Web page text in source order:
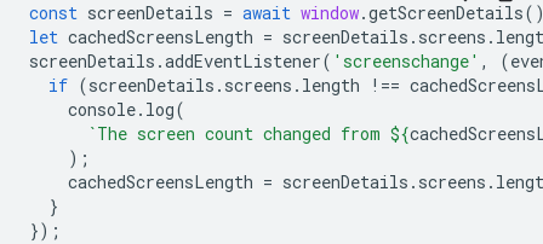
const screenDetails = await window.getScreenDetails
let cachedScreensLength = screenDetails . screens .
screenDetails .addEventListener( 'screenschange' , (
if (screenDetails . screens . length !==
console. log(
`The screen count changed from ${
);
cachedScreensLength = screenDetails . screens .
}
});